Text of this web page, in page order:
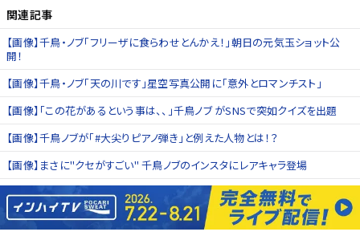
関連記事
【画像】千鳥・ノブ「フリーザに食らわせとんかえ！」朝日の元気玉ショット公
開！
【画像】千鳥・ノブ「天の川です」星空写真公開に「意外とロマンチスト」
【画像】「この花があるという事は、、」千鳥ノブ がSNSで突如クイズを出題
【画像】千鳥ノブが「#大尖りピアノ弾き」と例えた人物とは！？
【画像】まさに"クセがすごい" 千鳥ノブのインスタにレアキャラ登場